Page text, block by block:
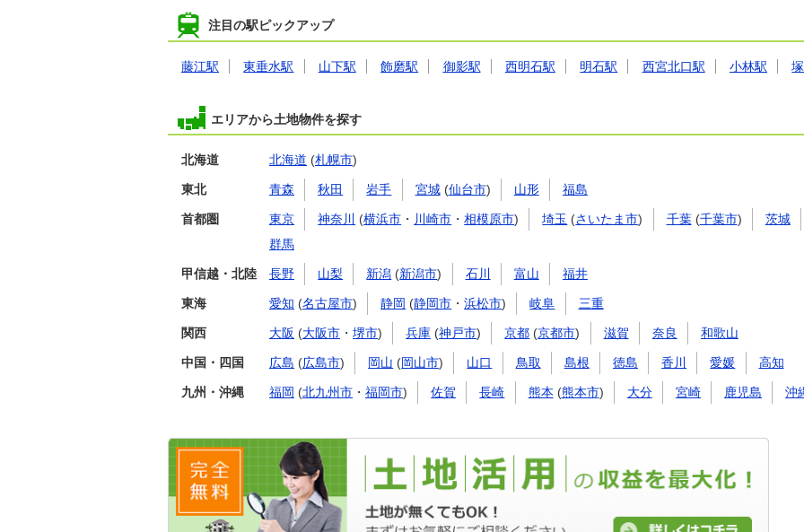
注目の駅ピックアップ
藤江駅 東垂水駅 山下駅 飾磨駅 御影駅 西明石駅 明石駅 西宮北口駅 小林駅
エリアから土地物件を探す
北海道 北海道 (札幌市)
東北 青森 秋田 岩手 宮城(仙台市) 山形 福島
首都圏 東京 神奈川 (横浜市 ・ 川崎市 ・相模原市) 埼玉 (さいたま市) 千葉(千葉市)
茨城
群馬
甲信越・北陸 長野 山梨 新潟 (新潟市) 石川 富山 福井
東海 愛知 (名古屋市) 静岡 (静岡市 ・浜松市) 岐阜 三重
関西 大阪 (大阪市 ・ 堺市) 兵庫 (神戸市) 京都 (京都市) 滋賀 奈良 和歌山
中国・四国 広島 (広島市) 岡山 (岡山市) 山口 鳥取 島根 徳島 香川 愛媛 高知
九州・沖縄 福岡 (北九州市 ・ 福岡市) 佐賀 長崎 熊本 (熊本市) 大分 宮崎 鹿児島 沖